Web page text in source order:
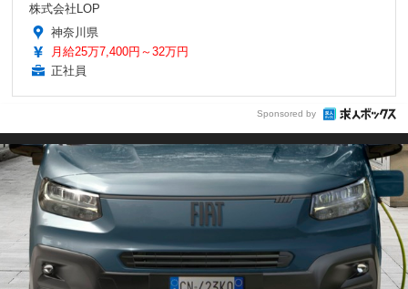
株式会社LOP
神奈川県
月給25万7,400円～32万円
正社員
Sponsored by